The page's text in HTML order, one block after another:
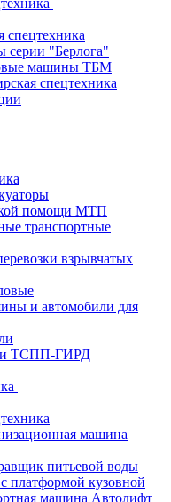
спецтехника
серии "Берлога"
машины ТБМ
спецтехника
помощи МТП
транспортные
взрывчатых
и автомобили для
ТСПП-ГИРД
машина
питьевой воды
платформой кузовной
машина Автолифт